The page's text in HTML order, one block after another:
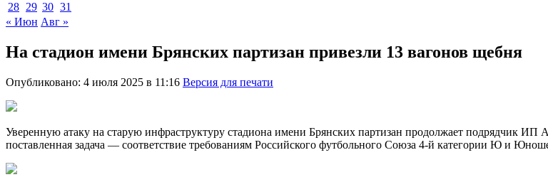
28 29 30 31
« Июн Авг »
На стадион имени Брянских партизан привезли 13 вагонов щебня
Опубликовано: 4 июля 2025 в 11:16 Версия для печати
Уверенную атаку на старую инфраструктуру стадиона имени Брянских партизан продолжает подрядчик
поставленная задача — соответствие требованиям Российского футбольного Союза 4-й категории Ю и